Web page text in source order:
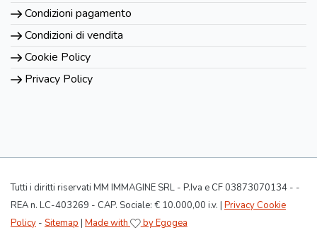
Condizioni pagamento
Condizioni di vendita
Cookie Policy
Privacy Policy
Tutti i diritti riservati MM IMMAGINE SRL - P.Iva e CF 03873070134 - -
REA n. LC-403269 - CAP. Sociale: € 10.000,00 i.v. | Privacy Cookie
Policy - Sitemap | Made with by Egogea